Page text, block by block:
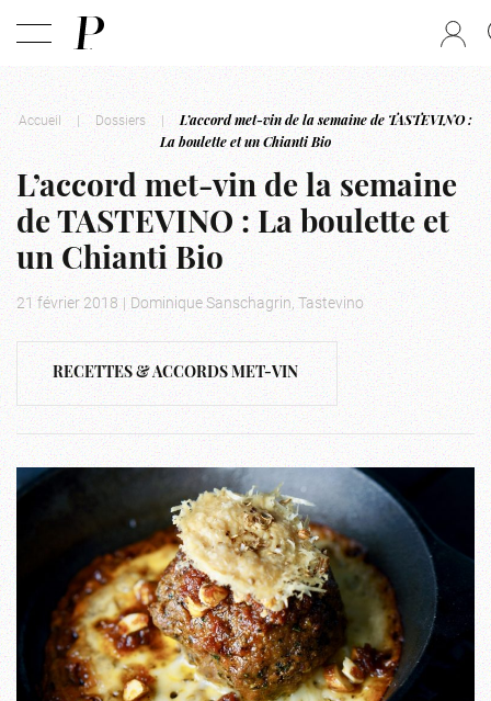
Accueil | Dossiers |
L’accord met-vin de la semaine de TASTEVINO :
La boulette et un Chianti Bio
L’accord met-vin de la semaine
de TASTEVINO : La boulette et
un Chianti Bio
21 février 2018 | Dominique Sanschagrin, Tastevino
RECETTES & ACCORDS MET-VIN